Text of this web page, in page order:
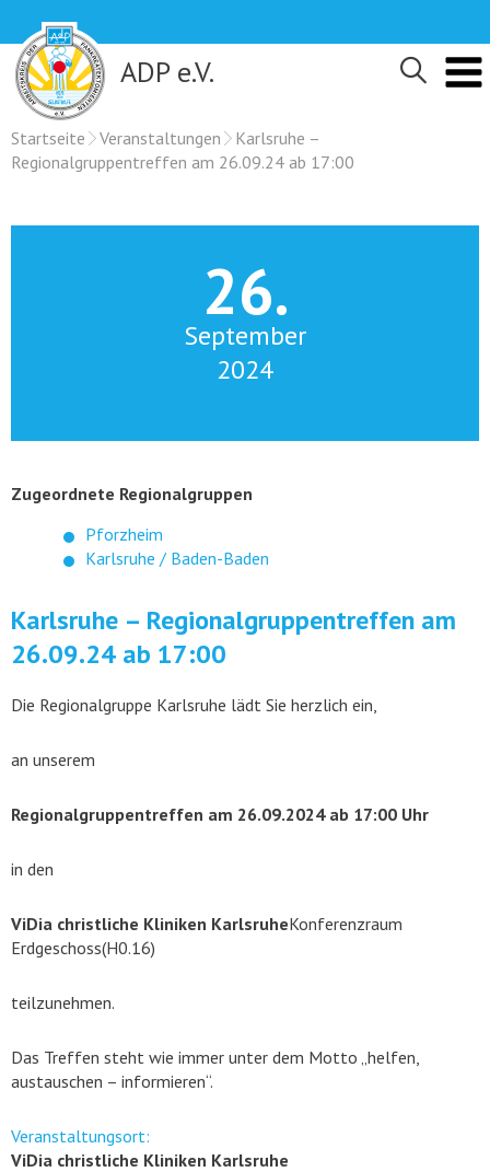
content
ADP e.V.
Startseite Veranstaltungen
Karlsruhe –
Regionalgruppentreffen am 26.09.24 ab 17:00
26.
September
2024
Zugeordnete Regionalgruppen
Pforzheim
Karlsruhe / Baden-Baden
Karlsruhe – Regionalgruppentreffen am
26.09.24 ab 17:00
Die Regionalgruppe Karlsruhe lädt Sie herzlich ein,
an unserem
Regionalgruppentreffen am 26.09.2024 ab 17:00 Uhr
in den
ViDia christliche Kliniken KarlsruheKonferenzraum
Erdgeschoss(H0.16)
teilzunehmen.
Das Treffen steht wie immer unter dem Motto „helfen,
austauschen – informieren“.
Veranstaltungsort:
ViDia christliche Kliniken Karlsruhe